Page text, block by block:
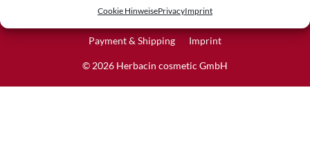
Cookie HinweisePrivacyImprint
Revoke Contract Privacy
Withdrawal policy
Payment & Shipping
Imprint
© 2026 Herbacin cosmetic GmbH